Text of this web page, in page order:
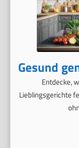
Gesund
Entdecke,
Lieblingsgerichte